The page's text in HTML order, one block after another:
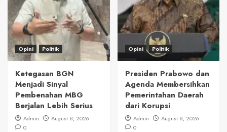
Opini Politik
Ketegasan BGN
Menjadi Sinyal
Pembenahan MBG
Berjalan Lebih Serius
Admin
August 8, 2026
0
Opini Politik
Presiden Prabowo dan
Agenda Membersihkan
Pemerintahan Daerah
dari Korupsi
Admin
August 8, 2026
0